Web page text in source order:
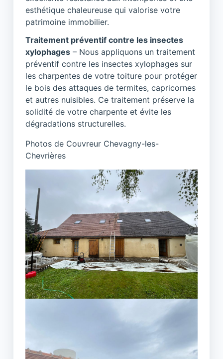
esthétique chaleureuse qui valorise votre
patrimoine immobilier.
Traitement préventif contre les insectes
xylophages – Nous appliquons un traitement
préventif contre les insectes xylophages sur
les charpentes de votre toiture pour protéger
le bois des attaques de termites, capricornes
et autres nuisibles. Ce traitement préserve la
solidité de votre charpente et évite les
dégradations structurelles.
Photos de Couvreur Chevagny-les-
Chevrières